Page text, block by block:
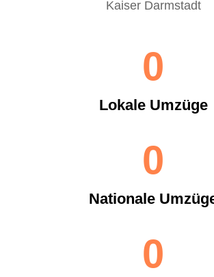
Lokale Umzüge
0
Nationale
0
0